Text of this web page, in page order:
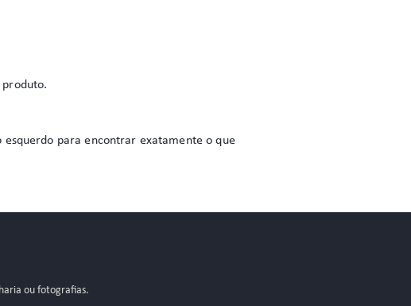
para encontrar exatamente o que
ou fotografias.